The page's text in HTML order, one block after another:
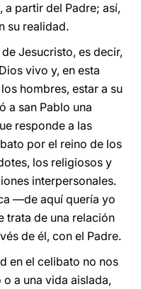
a partir del Padre; así,
su realidad.
Jesucristo, es decir,
vivo y, en esta
hombres, estar a su
a san Pablo una
responde a las
por el reino de los
los religiosos y
interpersonales.
—de aquí quería yo
trata de una relación
de él, con el Padre.
en el celibato no nos
a una vida aislada,